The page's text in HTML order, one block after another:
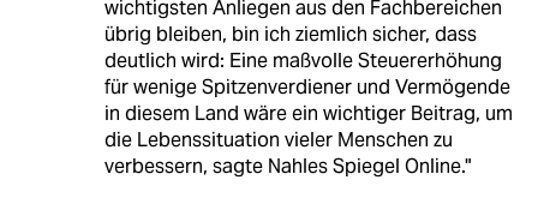
wichtigsten Anliegen aus den Fachbereichen
übrig bleiben, bin ich ziemlich sicher, dass
deutlich wird: Eine maßvolle Steuererhöhung
für wenige Spitzenverdiener und Vermögende
in diesem Land wäre ein wichtiger Beitrag, um
die Lebenssituation vieler Menschen zu
verbessern, sagte Nahles Spiegel Online."